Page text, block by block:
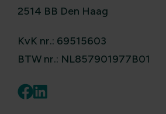
2514 BB Den Haag
KvK nr.: 69515603
BTW nr.: NL857901977B01